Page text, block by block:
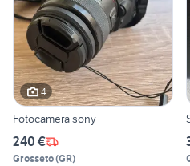
4
Fotocamera sony
240 €
Grosseto(GR)